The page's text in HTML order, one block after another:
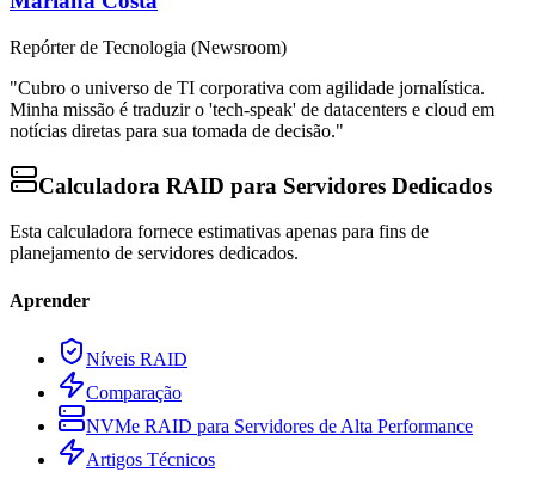
Repórter de Tecnologia (Newsroom)
"Cubro o universo de TI corporativa com agilidade jornalística.
Minha missão é traduzir o 'tech-speak' de datacenters e cloud em
notícias diretas para sua tomada de decisão."
Calculadora RAID para Servidores Dedicados
Esta calculadora fornece estimativas apenas para fins de
planejamento de servidores dedicados.
Aprender
Níveis RAID
Comparação
NVMe RAID para Servidores de Alta Performance
Artigos Técnicos